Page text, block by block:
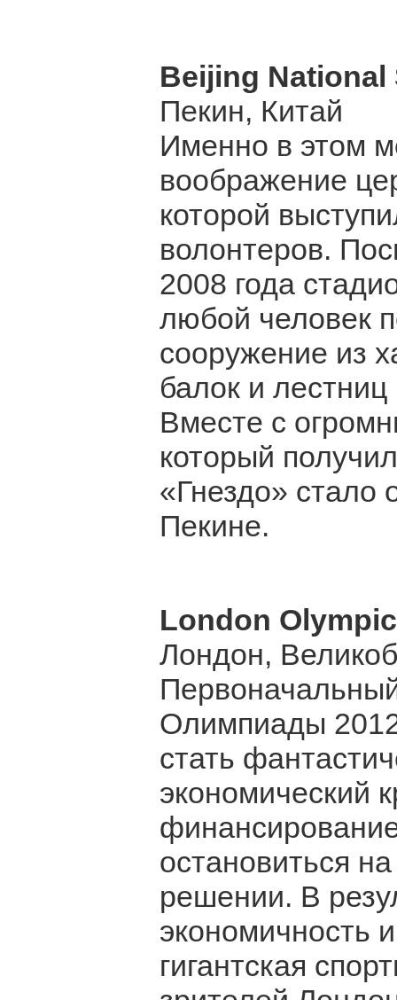
Beijing National
Пекин, Китай
Именно в этом
воображение
которой
волонтеров.
2008 года
любой человек
сооружение из
балок и
Вместе с
который
«Гнездо»
Пекине.
London
Лондон,
Олимпиады
стать
экономический
остановиться
решении. В
экономичность
гигантская